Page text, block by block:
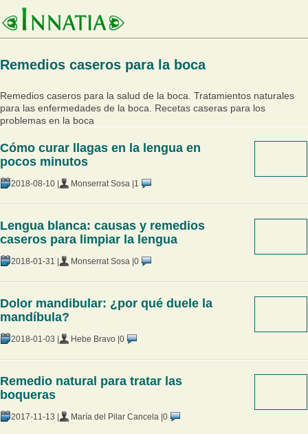
Remedios caseros para la boca
Remedios caseros para la salud de la boca. Tratamientos naturales
para las enfermedades de la boca. Recetas caseras para los
problemas en la boca
Cómo curar llagas en la lengua en
pocos minutos
2018-08-10 | Monserrat Sosa | 1
Lengua blanca: causas y remedios
caseros para limpiar la lengua
2018-01-31 | Monserrat Sosa | 0
Dolor mandibular: ¿por qué duele la
mandíbula?
2018-01-03 | Hebe Bravo | 0
Remedio natural para tratar las
boqueras
2017-11-13 | María del Pilar Cancela | 0